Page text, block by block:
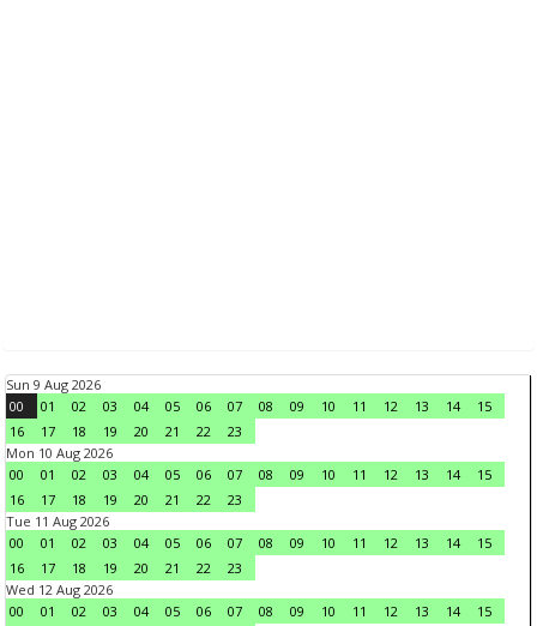
Sun 9 Aug 2026
00
01 02 03 04 05 06 07 08 09 10 11 12 13 14
15
16
17 18 19 20 21 22
23
Mon 10 Aug 2026
00
01 02 03 04 05 06 07 08 09 10 11 12 13 14
15
16
17 18 19 20 21 22
23
Tue 11 Aug 2026
00
01 02 03 04 05 06 07 08 09 10 11 12 13 14
15
16
17 18 19 20 21 22
23
Wed 12 Aug 2026
00
01 02 03 04 05 06 07 08 09 10 11 12 13 14
15